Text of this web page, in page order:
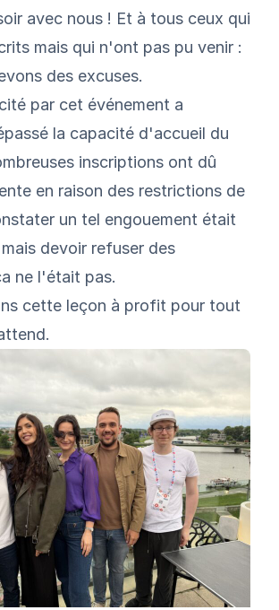
avec nous ! Et à tous ceux qui
mais qui n'ont pas pu venir :
des excuses.
par cet événement a
la capacité d'accueil du
inscriptions ont dû
en raison des restrictions de
un tel engouement était
devoir refuser des
ne l'était pas.
cette leçon à profit pour tout